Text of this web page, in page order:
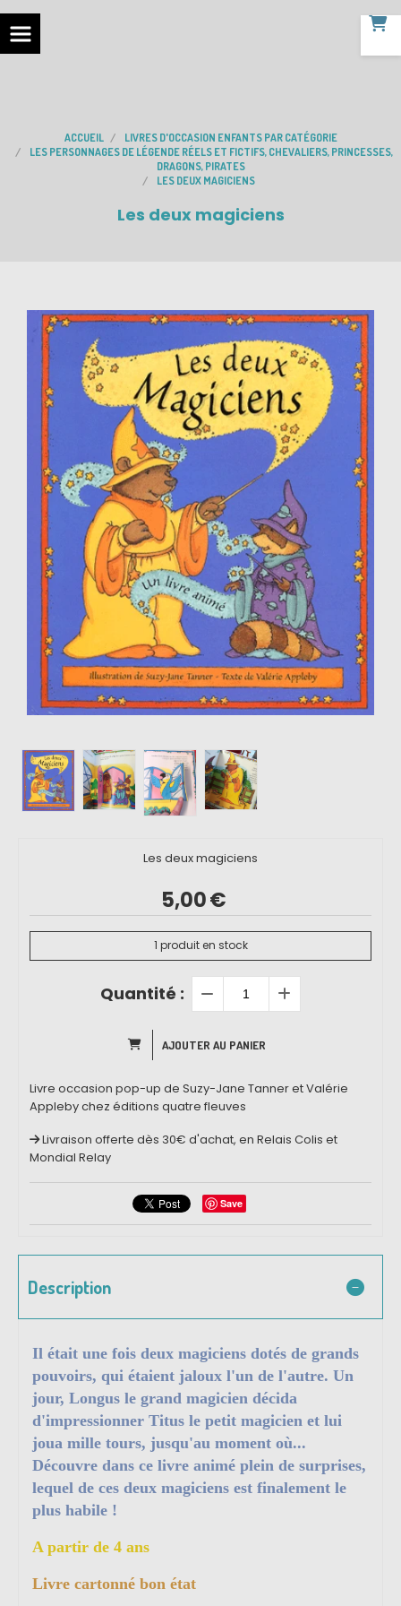
ACCUEIL
LIVRES D'OCCASION ENFANTS PAR CATÉGORIE
LES PERSONNAGES DE LÉGENDE RÉELS ET FICTIFS, CHEVALIERS, PRINCESSES,
DRAGONS, PIRATES
LES DEUX MAGICIENS
Les deux magiciens
Les deux magiciens
5,00€
1 produit en stock
Quantité :
AJOUTER AU PANIER
Livre occasion pop-up de Suzy-Jane Tanner et Valérie
Appleby chez éditions quatre fleuves
Livraison offerte dès 30€ d'achat, en Relais Colis et
Mondial Relay
Save
Description
Il était une fois deux magiciens dotés de grands
pouvoirs, qui étaient jaloux l'un de l'autre. Un
jour, Longus le grand magicien décida
d'impressionner Titus le petit magicien et lui
joua mille tours, jusqu'au moment où...
Découvre dans ce livre animé plein de surprises,
lequel de ces deux magiciens est finalement le
plus habile !
A partir de 4 ans
Livre cartonné bon état